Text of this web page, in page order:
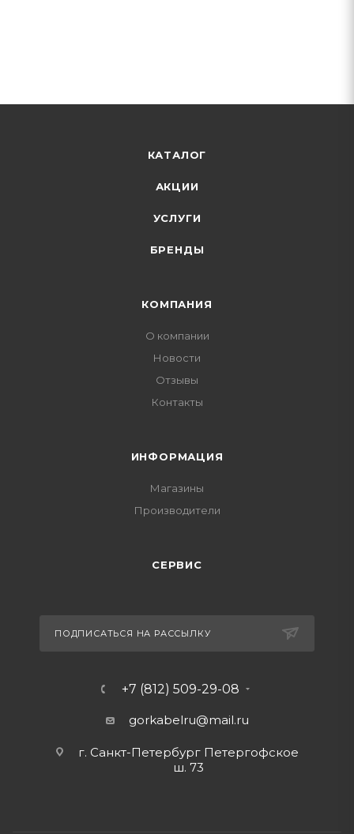
КАТАЛОГ
АКЦИИ
УСЛУГИ
БРЕНДЫ
КОМПАНИЯ
О компании
Новости
Отзывы
Контакты
ИНФОРМАЦИЯ
Магазины
Производители
СЕРВИС
ПОДПИСАТЬСЯ НА РАССЫЛКУ
+7 (812) 509-29-08
gorkabelru@mail.ru
г. Санкт-Петербург Петергофское
ш. 73